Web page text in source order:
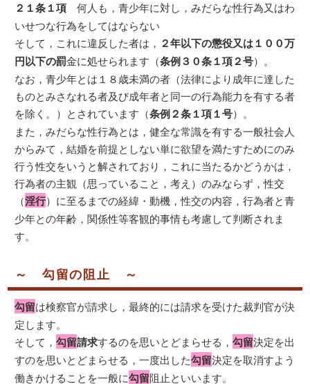
２１条１項何人も，青少年に対し，みだらな性行為又はわ
いせつな行為をしてはならない
そして，これに違反した者は， ２年以下の懲役又は１００万
円以下の罰金に処せられます（条例３０条１項２号）。
なお，青少年とは１８歳未満の者（法律により成年に達した
ものとみさなれる者及び成年者と同一の行為能力を有する者
を除く。）とされています（条例２条１項１号）。
また，みだらな性行為とは，健全な常識を有する一般社会人
からみて，結婚を前提としない単に欲望を満たすためにのみ
行う性交をいうと解されており，これに当たるかどうかは，
行為者の主観（思っていること，考え）のみならず，性交
（淫行）に至るまでの経緯・動機，性交の内容，行為者と青
少年との年齢，関係性等客観的事情も考慮して判断されま
す。
～ 勾留の阻止 ～
勾留は検察官が請求し，最終的には請求を受けた裁判官が決
定します。
そして，勾留請求するのを思いとどまらせる，勾留決定を出
すのを思いとどまらせる，一度出した勾留決定を取消すよう
働きかけることを一般に勾留阻止といいます。